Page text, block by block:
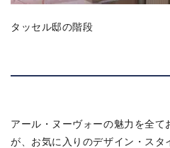
タッセル邸の階段
アール・ヌーヴォーの魅力を全て
が、お気に入りのデザイン・スタ